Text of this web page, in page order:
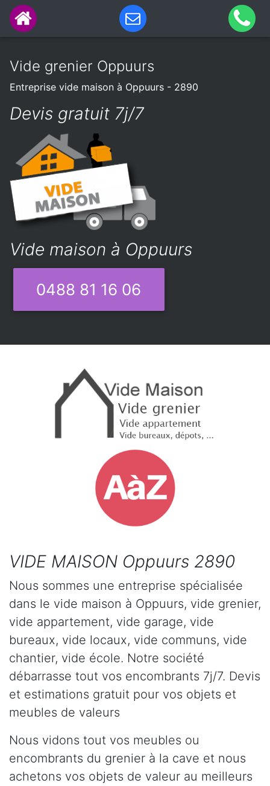
Vide grenier Oppuurs
Entreprise vide maison à Oppuurs - 2890
Devis gratuit 7j/7
Vide maison à Oppuurs
0488 81 16 06
VIDE MAISON Oppuurs 2890
Nous sommes une entreprise spécialisée
dans le vide maison à Oppuurs, vide grenier,
vide appartement, vide garage, vide
bureaux, vide locaux, vide communs, vide
chantier, vide école. Notre société
débarrasse tout vos encombrants 7j/7. Devis
et estimations gratuit pour vos objets et
meubles de valeurs
Nous vidons tout vos meubles ou
encombrants du grenier à la cave et nous
achetons vos objets de valeur au meilleurs